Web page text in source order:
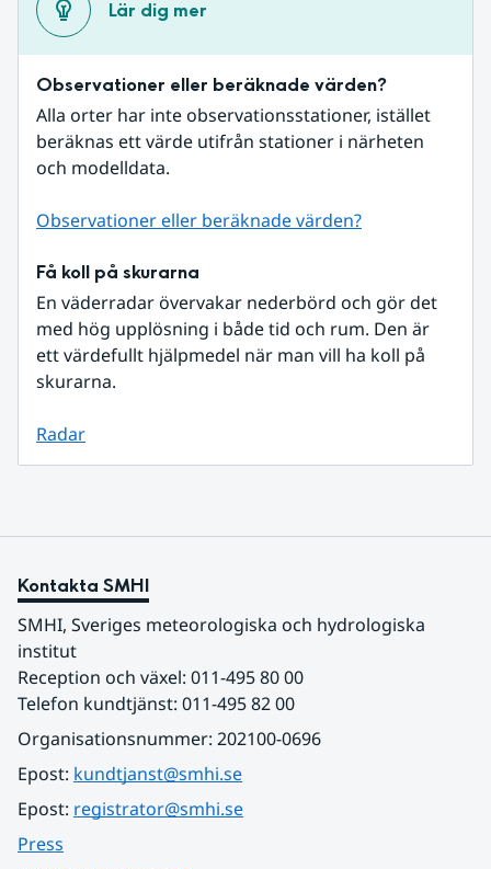
Lär dig mer
Observationer eller beräknade värden?
Alla orter har inte observationsstationer, istället
beräknas ett värde utifrån stationer i närheten
och modelldata.
Observationer eller beräknade värden?
Få koll på skurarna
En väderradar övervakar nederbörd och gör det
med hög upplösning i både tid och rum. Den är
ett värdefullt hjälpmedel när man vill ha koll på
skurarna.
Radar
Kontakta SMHI
SMHI, Sveriges meteorologiska och hydrologiska
institut
Reception och växel: 011-495 80 00
Telefon kundtjänst: 011-495 82 00
Organisationsnummer: 202100-0696
Epost: kundtjanst@smhi.se
Epost: registrator@smhi.se
Press